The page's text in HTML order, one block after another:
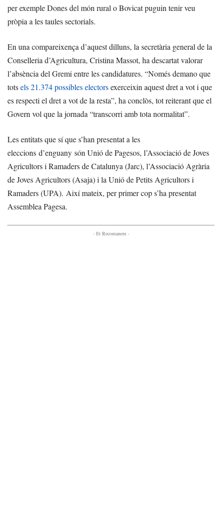
per exemple Dones del món rural o Bovicat puguin tenir veu
pròpia a les taules sectorials.
En una compareixença d’aquest dilluns, la secretària general de la
Conselleria d’Agricultura, Cristina Massot, ha descartat valorar
l’absència del Gremi entre les candidatures. “Només demano que
totsels 21.374 possibles electorsexerceixin aquest dret a vot i que
es respecti el dret a vot de la resta”, ha conclòs, tot reiterant que el
Govern vol que la jornada “transcorri amb tota normalitat”.
Les entitats que sí que s’han presentat a les
eleccions d’enguany són Unió de Pagesos, l’Associació de Joves
Agricultors i Ramaders de Catalunya (Jarc), l’Associació Agrària
de Joves Agricultors (Asaja) i la Unió de Petits Agricultors i
Ramaders (UPA). Així mateix, per primer cop s’ha presentat
Assemblea Pagesa.
- Et Recomanem -